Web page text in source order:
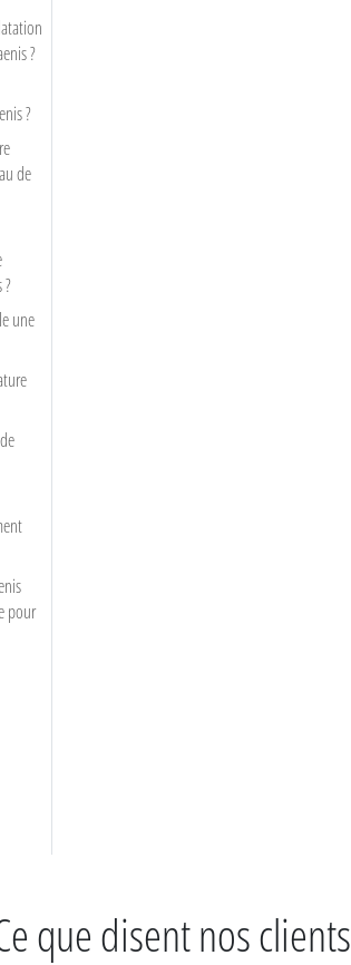
?
?
de
?
une
pour
que disent nos clients